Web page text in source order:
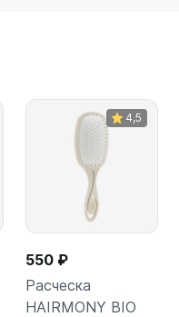
4,5
550 ₽
Расческа
HAIRMONY BIO